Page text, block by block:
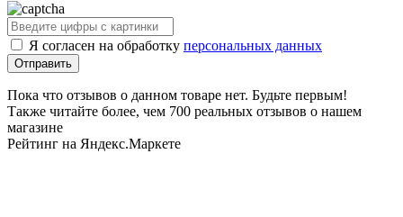
Я согласен на обработку персональных данных
Пока что отзывов о данном товаре нет. Будьте первым!
Также читайте более, чем 700 реальных отзывов о нашем
магазине
Рейтинг на Яндекс.Маркете